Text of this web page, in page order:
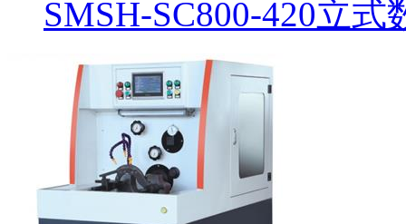
SMSH-SC800-420立式